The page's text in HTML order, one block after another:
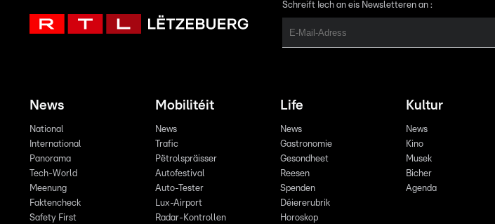
Schreift Iech an eis Newsletteren an :
News
National
International
Panorama
Tech-World
Meenung
Faktencheck
Safety First
Mobilitéit
News
Trafic
Pëtrolspräisser
Autofestival
Auto-Tester
Lux-Airport
Radar-Kontrollen
Life
News
Gastronomie
Gesondheet
Reesen
Spenden
Déiererubrik
Horoskop
Kultur
News
Kino
Musek
Bicher
Agenda